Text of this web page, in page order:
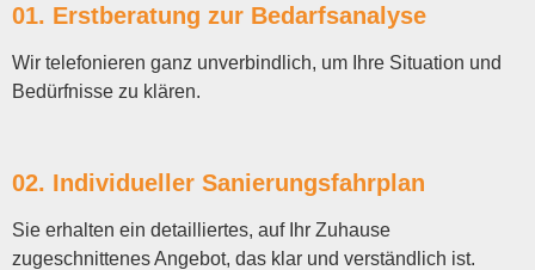
01. Erstberatung zur Bedarfsanalyse
Wir telefonieren ganz unverbindlich, um Ihre Situation und
Bedürfnisse zu klären.
02. Individueller Sanierungsfahrplan
Sie erhalten ein detailliertes, auf Ihr Zuhause
zugeschnittenes Angebot, das klar und verständlich ist.